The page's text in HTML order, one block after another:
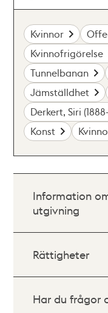
Kvinnor
Kvinnofrigörelse
Tunnelbanan
Jämställdhet
Derkert, Siri
Konst
Information
utgivning
Rättigheter
Har du frågor